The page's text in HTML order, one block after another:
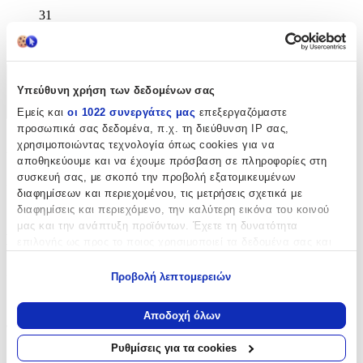
Υπεύθυνη χρήση των δεδομένων σας
Εμείς και οι 1022 συνεργάτες μας επεξεργαζόμαστε
προσωπικά σας δεδομένα, π.χ. τη διεύθυνση IP σας,
χρησιμοποιώντας τεχνολογία όπως cookies για να
αποθηκεύουμε και να έχουμε πρόσβαση σε πληροφορίες στη
συσκευή σας, με σκοπό την προβολή εξατομικευμένων
διαφημίσεων και περιεχομένου, τις μετρήσεις σχετικά με
διαφημίσεις και περιεχόμενο, την καλύτερη εικόνα του κοινού
μας και την ανάπτυξη προϊόντων. Έχετε τη δυνατότητα
Να συλλέξουμε πληροφορίες σχετικά με τη γεωγραφική
σας τοποθεσία, οι οποίες μπορεί να είναι ακριβείς σε
απόσταση μερικών μέτρων
Να αναγνωρίσουμε τη συσκευή σας σαρώνοντας ενεργά
Προβολή λεπτομερειών
Αποδοχή όλων
Ρυθμίσεις για τα cookies
31
Χαρακτηριστικά
+
Χαρακτηριστικά
Κατασκευαστής :
Must
Φύλο: